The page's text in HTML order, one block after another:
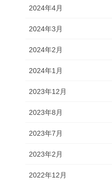
2024年4月
2024年3月
2024年2月
2024年1月
2023年12月
2023年8月
2023年7月
2023年2月
2022年12月